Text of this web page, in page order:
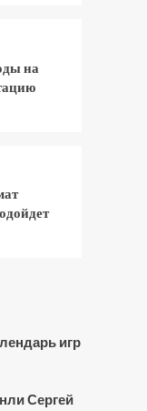
на
игр
Сергей